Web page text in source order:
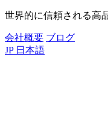
世界的に信頼される高
会社概要 ブログ
JP 日本語